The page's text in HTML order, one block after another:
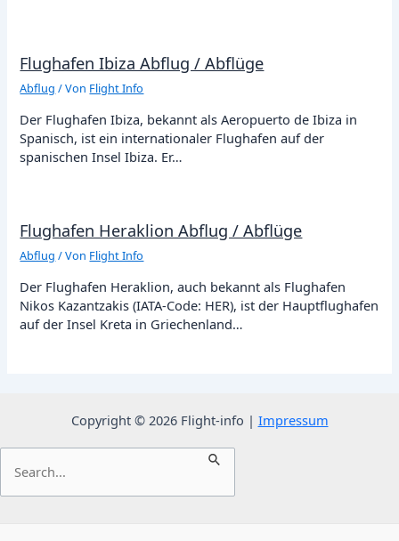
Flughafen Ibiza Abflug / Abflüge
Abflug / Von Flight Info
Der Flughafen Ibiza, bekannt als Aeropuerto de Ibiza in
Spanisch, ist ein internationaler Flughafen auf der
spanischen Insel Ibiza. Er…
Flughafen Heraklion Abflug / Abflüge
Abflug / Von Flight Info
Der Flughafen Heraklion, auch bekannt als Flughafen
Nikos Kazantzakis (IATA-Code: HER), ist der Hauptflughafen
auf der Insel Kreta in Griechenland…
Copyright © 2026 Flight-info | Impressum
nach: